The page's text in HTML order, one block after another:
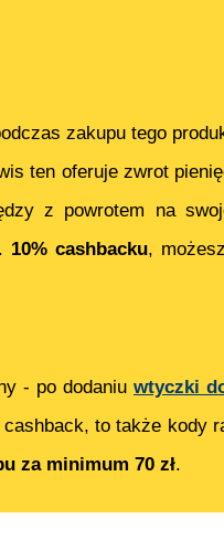
zakupu tego
ten oferuje zwrot
z powrotem na
10% cashbacku,
- po dodaniu wtyczki
to także kody
za minimum 70 zł.